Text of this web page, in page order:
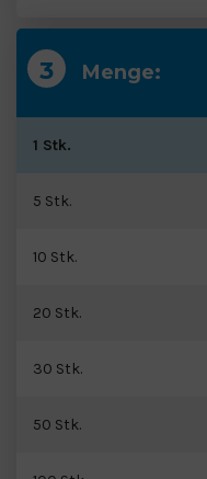
Menge:
1 Stk.
5 Stk.
10 Stk.
20 Stk.
30 Stk.
50 Stk.